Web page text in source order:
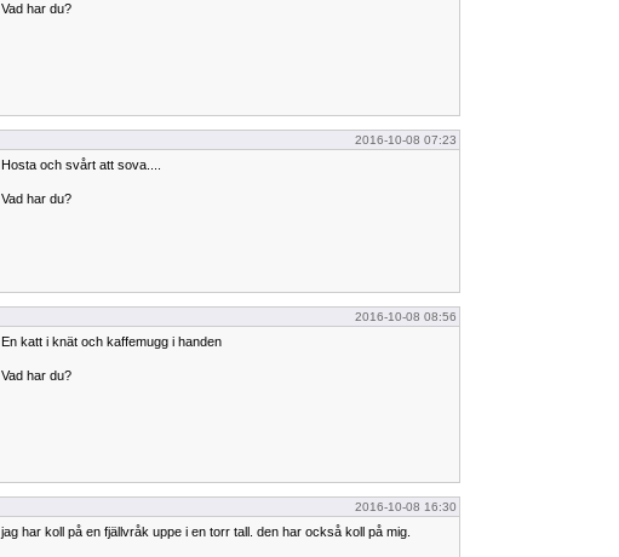
Vad har du?
2016-10-08 07:23
Hosta och svårt att sova....
Vad har du?
2016-10-08 08:56
En katt i knät och kaffemugg i handen
Vad har du?
2016-10-08 16:30
jag har koll på en fjällvråk uppe i en torr tall. den har också koll på mig.